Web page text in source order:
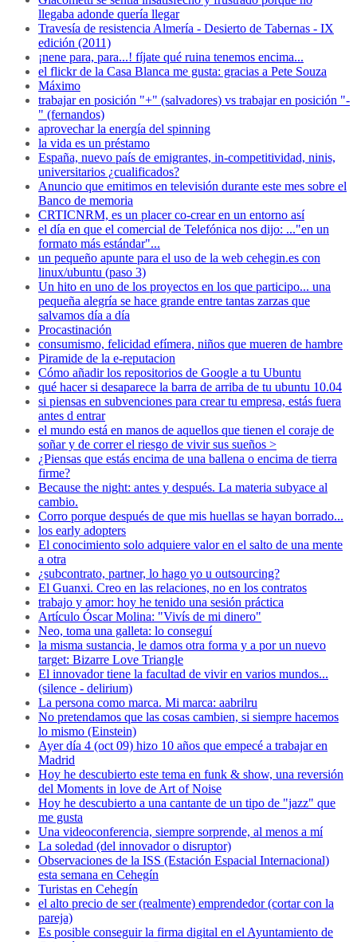
llegaba adonde quería llegar
Travesía de resistencia Almería - Desierto de Tabernas - IX
edición (2011)
¡nene para, para...! fíjate qué ruina tenemos encima...
el flickr de la Casa Blanca me gusta: gracias a Pete Souza
Máximo
trabajar en posición "+" (salvadores) vs trabajar en posición "-
" (fernandos)
aprovechar la energía del spinning
la vida es un préstamo
España, nuevo país de emigrantes, in-competitividad, ninis,
universitarios ¿cualificados?
Anuncio que emitimos en televisión durante este mes sobre el
Banco de memoria
CRTICNRM, es un placer co-crear en un entorno así
el día en que el comercial de Telefónica nos dijo: ..."en un
formato más estándar"...
un pequeño apunte para el uso de la web cehegin.es con
linux/ubuntu (paso 3)
Un hito en uno de los proyectos en los que participo... una
pequeña alegría se hace grande entre tantas zarzas que
salvamos día a día
Procastinación
consumismo, felicidad efímera, niños que mueren de hambre
Piramide de la e-reputacion
Cómo añadir los repositorios de Google a tu Ubuntu
qué hacer si desaparece la barra de arriba de tu ubuntu 10.04
si piensas en subvenciones para crear tu empresa, estás fuera
antes d entrar
el mundo está en manos de aquellos que tienen el coraje de
soñar y de correr el riesgo de vivir sus sueños >
¿Piensas que estás encima de una ballena o encima de tierra
firme?
Because the night: antes y después. La materia subyace al
cambio.
Corro porque después de que mis huellas se hayan borrado...
los early adopters
El conocimiento solo adquiere valor en el salto de una mente
a otra
¿subcontrato, partner, lo hago yo u outsourcing?
El Guanxi. Creo en las relaciones, no en los contratos
trabajo y amor: hoy he tenido una sesión práctica
Artículo Óscar Molina: "Vivís de mi dinero"
Neo, toma una galleta: lo conseguí
la misma sustancia, le damos otra forma y a por un nuevo
target: Bizarre Love Triangle
El innovador tiene la facultad de vivir en varios mundos...
(silence - delirium)
La persona como marca. Mi marca: aabrilru
No pretendamos que las cosas cambien, si siempre hacemos
lo mismo (Einstein)
Ayer día 4 (oct 09) hizo 10 años que empecé a trabajar en
Madrid
Hoy he descubierto este tema en funk & show, una reversión
del Moments in love de Art of Noise
Hoy he descubierto a una cantante de un tipo de "jazz" que
me gusta
Una videoconferencia, siempre sorprende, al menos a mí
La soledad (del innovador o disruptor)
Observaciones de la ISS (Estación Espacial Internacional)
esta semana en Cehegín
Turistas en Cehegín
el alto precio de ser (realmente) emprendedor (cortar con la
pareja)
Es posible conseguir la firma digital en el Ayuntamiento de